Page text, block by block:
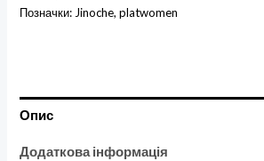
Позначки:Jinoche,platwomen
Опис
Додаткова інформація